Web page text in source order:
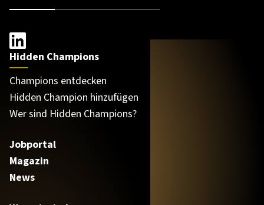
Hidden Champions
Champions entdecken
Hidden Champion hinzufügen
Wer sind Hidden Champions?
Jobportal
Magazin
News